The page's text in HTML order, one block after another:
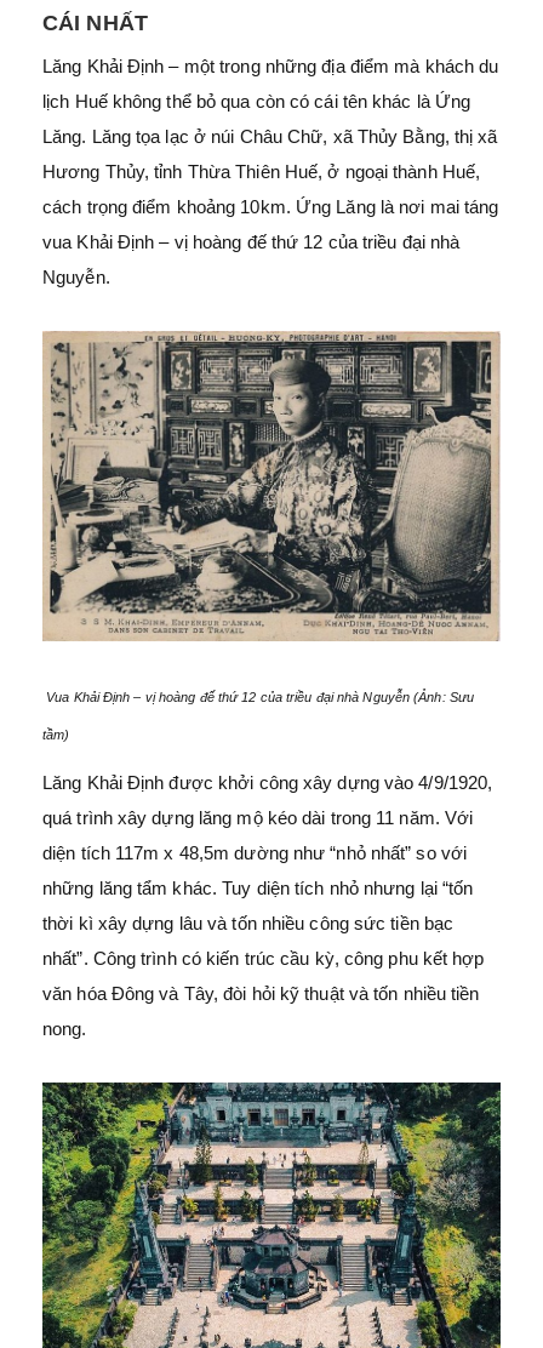
CÁI NHẤT
Lăng Khải Định – một trong những địa điểm mà khách du
lịch Huế không thể bỏ qua còn có cái tên khác là Ứng
Lăng. Lăng tọa lạc ở núi Châu Chữ, xã Thủy Bằng, thị xã
Hương Thủy, tỉnh Thừa Thiên Huế, ở ngoại thành Huế,
cách trọng điểm khoảng 10km. Ứng Lăng là nơi mai táng
vua Khải Định – vị hoàng đế thứ 12 của triều đại nhà
Nguyễn.
Vua Khải Định – vị hoàng đế thứ 12 của triều đại nhà Nguyễn (Ảnh: Sưu
tầm)
Lăng Khải Định được khởi công xây dựng vào 4/9/1920,
quá trình xây dựng lăng mộ kéo dài trong 11 năm. Với
diện tích 117m x 48,5m dường như “nhỏ nhất” so với
những lăng tẩm khác. Tuy diện tích nhỏ nhưng lại “tốn
thời kì xây dựng lâu và tốn nhiều công sức tiền bạc
nhất”. Công trình có kiến trúc cầu kỳ, công phu kết hợp
văn hóa Đông và Tây, đòi hỏi kỹ thuật và tốn nhiều tiền
nong.